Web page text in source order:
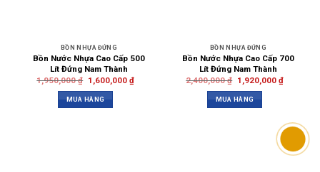
BỒN NHỰA ĐỨNG
Bồn Nước Nhựa Cao Cấp 500
Lít Đứng Nam Thành
1,950,000₫ 1,600,000 ₫
MUA HÀNG
BỒN NHỰA ĐỨNG
Bồn Nước Nhựa Cao Cấp 700
Lít Đứng Nam Thành
2,400,000₫ 1,920,000 ₫
MUA HÀNG